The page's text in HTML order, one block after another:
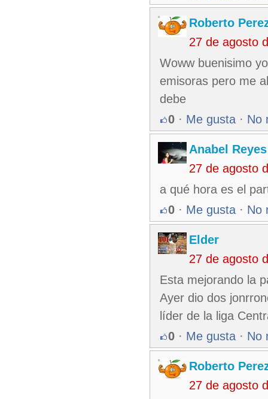
Roberto
27 de agosto
Woww buenisimo
emisoras pero me
debe
0 · Me gusta · No
Anabel Reyes
27 de agosto
a qué hora es el
0 · Me gusta · No
Elder
27 de agosto
Esta mejorando la
Ayer dio dos
líder de la liga
0 · Me gusta · No
Roberto
27 de agosto